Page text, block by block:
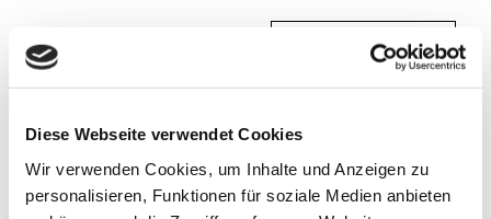
Diese Webseite verwendet Cookies
Wir verwenden Cookies, um Inhalte und Anzeigen zu
personalisieren, Funktionen für soziale Medien anbieten
In der Nähe Auf der Karte anschauen
Sehenswertes